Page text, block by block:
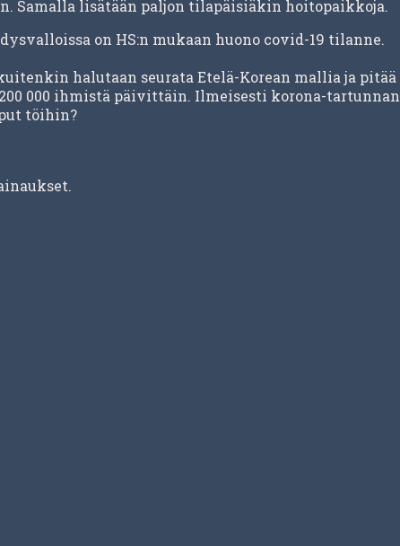
Samalla lisätään paljon tilapäisiäkin hoitopaikkoja.
on HS:n mukaan huono covid-19 tilanne.
halutaan seurata Etelä-Korean mallia ja pitää
000 ihmistä päivittäin. Ilmeisesti korona-tartunnan
töihin?